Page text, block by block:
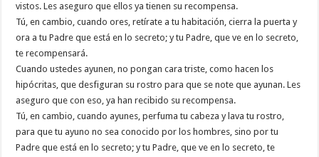
vistos. Les aseguro que ellos ya tienen su recompensa.
Tú, en cambio, cuando ores, retírate a tu habitación, cierra la puerta y
ora a tu Padre que está en lo secreto; y tu Padre, que ve en lo secreto,
te recompensará.
Cuando ustedes ayunen, no pongan cara triste, como hacen los
hipócritas, que desfiguran su rostro para que se note que ayunan. Les
aseguro que con eso, ya han recibido su recompensa.
Tú, en cambio, cuando ayunes, perfuma tu cabeza y lava tu rostro,
para que tu ayuno no sea conocido por los hombres, sino por tu
Padre que está en lo secreto; y tu Padre, que ve en lo secreto, te